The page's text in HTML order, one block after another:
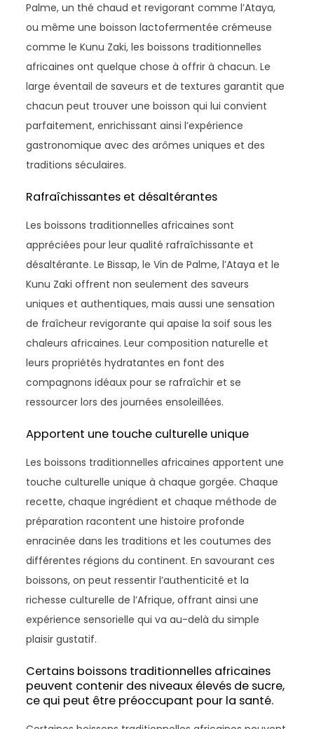
Palme, un thé chaud et revigorant comme l’Ataya,
ou même une boisson lactofermentée crémeuse
comme le Kunu Zaki, les boissons traditionnelles
africaines ont quelque chose à offrir à chacun. Le
large éventail de saveurs et de textures garantit que
chacun peut trouver une boisson qui lui convient
parfaitement, enrichissant ainsi l’expérience
gastronomique avec des arômes uniques et des
traditions séculaires.
Rafraîchissantes et désaltérantes
Les boissons traditionnelles africaines sont
appréciées pour leur qualité rafraîchissante et
désaltérante. Le Bissap, le Vin de Palme, l’Ataya et le
Kunu Zaki offrent non seulement des saveurs
uniques et authentiques, mais aussi une sensation
de fraîcheur revigorante qui apaise la soif sous les
chaleurs africaines. Leur composition naturelle et
leurs propriétés hydratantes en font des
compagnons idéaux pour se rafraîchir et se
ressourcer lors des journées ensoleillées.
Apportent une touche culturelle unique
Les boissons traditionnelles africaines apportent une
touche culturelle unique à chaque gorgée. Chaque
recette, chaque ingrédient et chaque méthode de
préparation racontent une histoire profonde
enracinée dans les traditions et les coutumes des
différentes régions du continent. En savourant ces
boissons, on peut ressentir l’authenticité et la
richesse culturelle de l’Afrique, offrant ainsi une
expérience sensorielle qui va au-delà du simple
plaisir gustatif.
Certains boissons traditionnelles africaines
peuvent contenir des niveaux élevés de sucre,
ce qui peut être préoccupant pour la santé.